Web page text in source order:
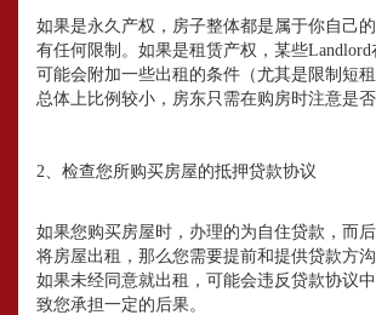
如果是永久产权，房子整体都是属于你自己
有任何限制。如果是租赁产权，某些
可能会附加一些出租的条件（尤其是限制短
总体上比例较小，房东只需在购房时注意是否
2、检查您所购买房屋的抵押贷款协议
如果您购买房屋时，办理的为自住贷款，而后
将房屋出租，那么您需要提前和提供贷款方沟
如果未经同意就出租，可能会违反贷款协议
致您承担一定的后果。